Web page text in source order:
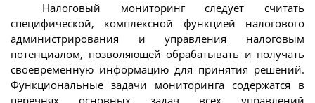
Налоговый мониторинг следует считать
специфической, комплексной функцией налогового
администрирования и управления налоговым
потенциалом, позволяющей обрабатывать и получать
своевременную информацию для принятия решений.
Функциональные задачи мониторинга содержатся в